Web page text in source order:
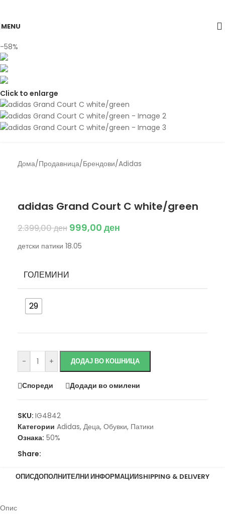
MENU
-58%
Click to enlarge
Дома/Продавница/Брендови/Adidas
adidas Grand Court C white/green
2.399,00ден 999,00 ден
детски патики 18.05
ГОЛЕМИНИ
29
- + ДОДАЈ ВО КОШНИЦА
Спореди Додади во омилени
SKU: IG4842
Категории Adidas, Деца, Обувки, Патики
Ознака: 50%
Share:
ОПИСДОПОЛНИТЕЛНИ ИНФОРМАЦИИSHIPPING & DELIVERY
Опис